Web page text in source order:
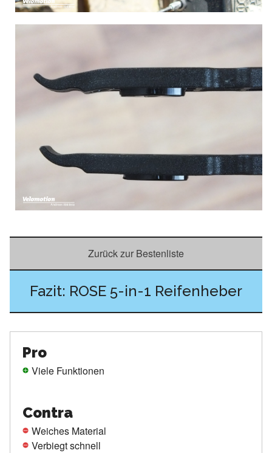
Zurück zur Bestenliste
Fazit: ROSE 5-in-1 Reifenheber
Pro
Viele Funktionen
Contra
Weiches Material
Verbiegt schnell